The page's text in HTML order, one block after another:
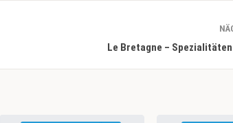
Le Bretagne –